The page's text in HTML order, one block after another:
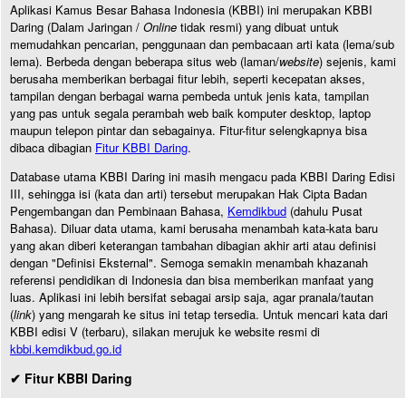
Aplikasi Kamus Besar Bahasa Indonesia (KBBI) ini merupakan KBBI
Daring (Dalam Jaringan / Online tidak resmi) yang dibuat untuk
memudahkan pencarian, penggunaan dan pembacaan arti kata (lema/sub
lema). Berbeda dengan beberapa situs web (laman/website) sejenis, kami
berusaha memberikan berbagai fitur lebih, seperti kecepatan akses,
tampilan dengan berbagai warna pembeda untuk jenis kata, tampilan
yang pas untuk segala perambah web baik komputer desktop, laptop
maupun telepon pintar dan sebagainya. Fitur-fitur selengkapnya bisa
dibaca dibagian Fitur KBBI Daring.
Database utama KBBI Daring ini masih mengacu pada KBBI Daring Edisi
III, sehingga isi (kata dan arti) tersebut merupakan Hak Cipta Badan
Pengembangan dan Pembinaan Bahasa, Kemdikbud (dahulu Pusat
Bahasa). Diluar data utama, kami berusaha menambah kata-kata baru
yang akan diberi keterangan tambahan dibagian akhir arti atau definisi
dengan "Definisi Eksternal". Semoga semakin menambah khazanah
referensi pendidikan di Indonesia dan bisa memberikan manfaat yang
luas. Aplikasi ini lebih bersifat sebagai arsip saja, agar pranala/tautan
(link) yang mengarah ke situs ini tetap tersedia. Untuk mencari kata dari
KBBI edisi V (terbaru), silakan merujuk ke website resmi di
kbbi.kemdikbud.go.id
✔ Fitur KBBI Daring